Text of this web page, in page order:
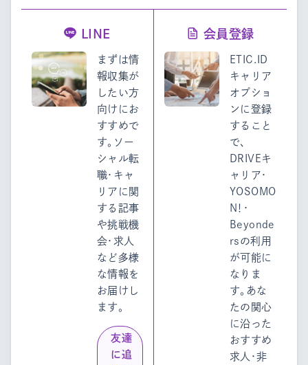
LINE
まずは情
報収集が
したい方
向けにお
すすめで
す。ソー
シャル転
職・キャ
リアに関
する記事
や挑戦機
会・求人
など多様
な情報を
お届けし
ます。
友達
に追
会員登録
ETIC.ID
キャリア
オプショ
ンに登録
すること
で、
DRIVEキ
ャリア・
YOSOMO
N！・
Beyonde
rsの利用
が可能に
なりま
す。あな
たの関心
に沿った
おすすめ
求人・非